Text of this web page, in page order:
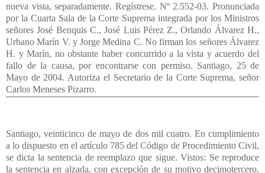
nueva vista, separadamente. Regístrese. Nº 2.552-03. Pronunciada
por la Cuarta Sala de la Corte Suprema integrada por los Ministros
señores José Benquis C., José Luis Pérez Z., Orlando Álvarez H.,
Urbano Marín V. y Jorge Medina C. No firman los señores Álvarez
H. y Marín, no obstante haber concurrido a la vista y acuerdo del
fallo de la causa, por encontrarse con permiso. Santiago, 25 de
Mayo de 2004. Autoriza el Secretario de la Corte Suprema, señor
Carlos Meneses Pizarro.
Santiago, veinticinco de mayo de dos mil cuatro. En cumplimiento
a lo dispuesto en el artículo 785 del Código de Procedimiento Civil,
se dicta la sentencia de reemplazo que sigue. Vistos: Se reproduce
la sentencia en alzada, con excepción de su motivo decimotercero,